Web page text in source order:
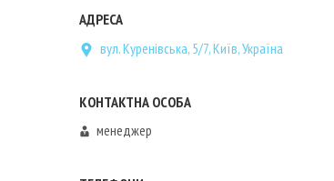
вул. Куренівська, 5/7, Київ, Україна
менеджер